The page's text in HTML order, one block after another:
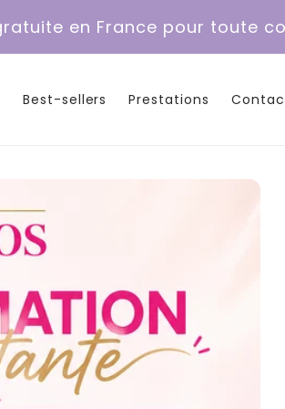
en France pour toute
Best-sellers Prestations